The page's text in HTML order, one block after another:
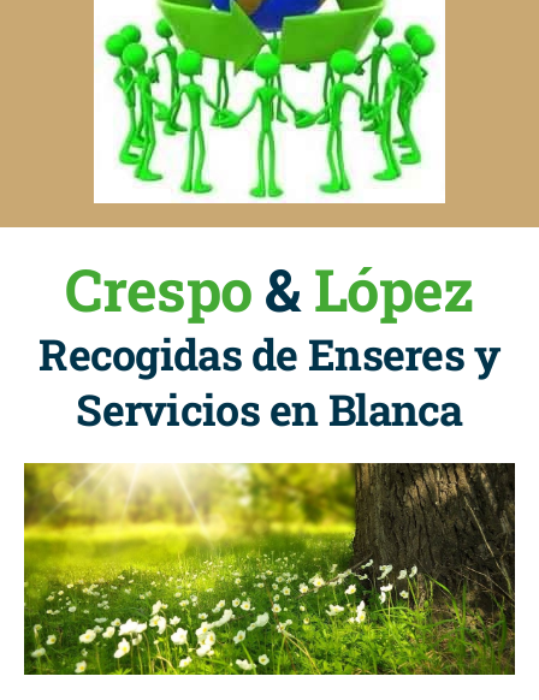
Crespo&López
Recogidas de Enseres y
Servicios en Blanca